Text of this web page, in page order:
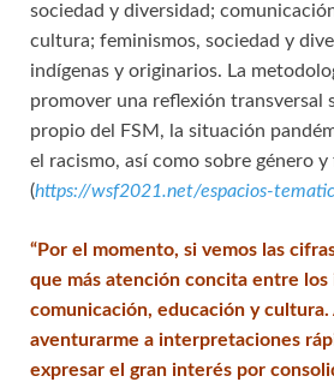
sociedad y diversidad;
cultura; feminismos, sociedad y
indígenas y originarios. La
promover una reflexión transversal
propio del FSM, la situación
el racismo, así como sobre género y
(https://wsf2021.net/espacios-
“Por el momento, si vemos las
que más atención concita entre los
comunicación, educación y
aventurarme a interpretaciones
expresar el gran interés por